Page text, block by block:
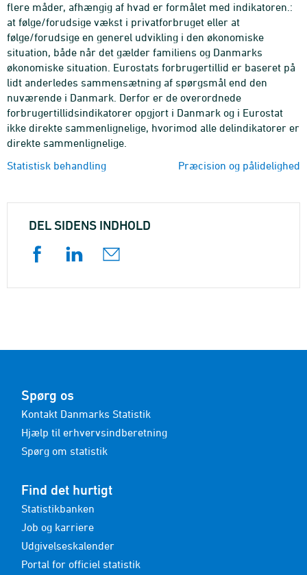
flere måder, afhængig af hvad er formålet med indikatoren.:
at følge/forudsige vækst i privatforbruget eller at
følge/forudsige en generel udvikling i den økonomiske
situation, både når det gælder familiens og Danmarks
økonomiske situation. Eurostats forbrugertillid er baseret på
lidt anderledes sammensætning af spørgsmål end den
nuværende i Danmark. Derfor er de overordnede
forbrugertillidsindikatorer opgjort i Danmark og i Eurostat
ikke direkte sammenlignelige, hvorimod alle delindikatorer er
direkte sammenlignelige.
Statistisk behandling
Præcision og pålidelighed
DEL SIDENS INDHOLD
Spørg os
Kontakt Danmarks Statistik
Hjælp til erhvervsindberetning
Spørg om statistik
Find det hurtigt
Statistikbanken
Job og karriere
Udgivelseskalender
Portal for officiel statistik